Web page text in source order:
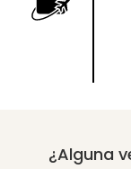
¿Alguna